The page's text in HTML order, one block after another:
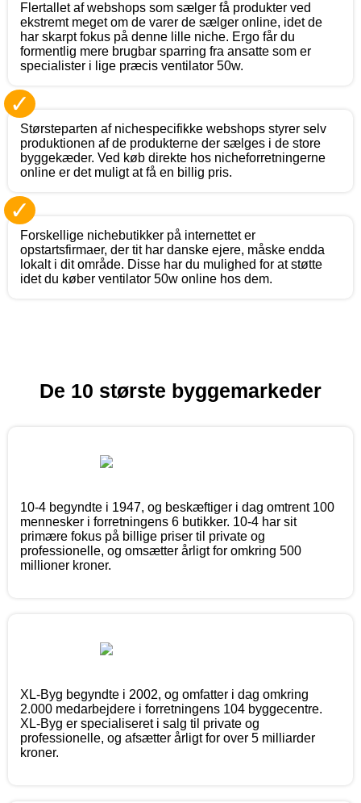
Flertallet af webshops som sælger få produkter ved
ekstremt meget om de varer de sælger online, idet de
har skarpt fokus på denne lille niche. Ergo får du
formentlig mere brugbar sparring fra ansatte som er
specialister i lige præcis ventilator 50w.
✓
Størsteparten af nichespecifikke webshops styrer selv
produktionen af de produkterne der sælges i de store
byggekæder. Ved køb direkte hos nicheforretningerne
online er det muligt at få en billig pris.
✓
Forskellige nichebutikker på internettet er
opstartsfirmaer, der tit har danske ejere, måske endda
lokalt i dit område. Disse har du mulighed for at støtte
idet du køber ventilator 50w online hos dem.
De 10 største byggemarkeder
10-4 begyndte i 1947, og beskæftiger i dag omtrent 100
mennesker i forretningens 6 butikker. 10-4 har sit
primære fokus på billige priser til private og
professionelle, og omsætter årligt for omkring 500
millioner kroner.
XL-Byg begyndte i 2002, og omfatter i dag omkring
2.000 medarbejdere i forretningens 104 byggecentre.
XL-Byg er specialiseret i salg til private og
professionelle, og afsætter årligt for over 5 milliarder
kroner.